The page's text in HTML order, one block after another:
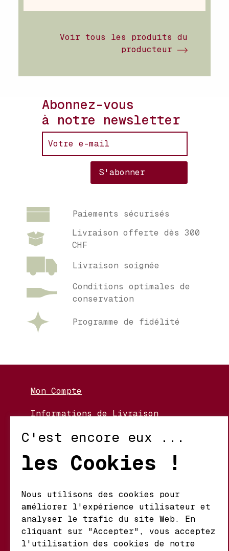
Voir tous les produits du
producteur
Abonnez-vous
à notre newsletter
Paiements sécurisés
Livraison offerte dès 300
CHF
Livraison soignée
Conditions optimales de
conservation
Programme de fidélité
Mon Compte
Informations de Livraison
Conditions d’Utilisation
Mathieu S.A. Vins fins
d'origine
Chemin du Coteau 29 A
C'est encore eux ...
les Cookies !
Nous utilisons des cookies pour
améliorer l'expérience utilisateur et
analyser le trafic du site Web. En
cliquant sur "Accepter", vous acceptez
l'utilisation des cookies de notre